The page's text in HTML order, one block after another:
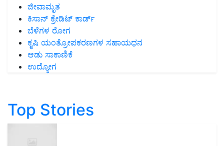
ಜೀವಾಮೃತ
ಕಿಸಾನ್ ಕ್ರೇಡಿಟ್ ಕಾರ್ಡ್
ಬೆಳೆಗಳ ರೋಗ
ಕೃಷಿ ಯಂತ್ರೋಪಕರಣಗಳ ಸಹಾಯಧನ
ಆಡು ಸಾಕಾಣಿಕೆ
ಉದ್ಯೋಗ
Top Stories